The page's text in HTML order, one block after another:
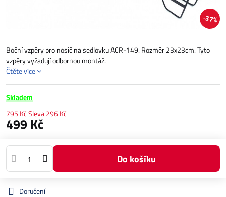
37%
Boční vzpěry pro nosič na sedlovku ACR-149. Rozměr 23x23cm. Tyto
vzpěry vyžadují odbornou montáž.
Čtěte více
Skladem
795 KčSleva296 Kč
499 Kč
Do košíku
Doručení